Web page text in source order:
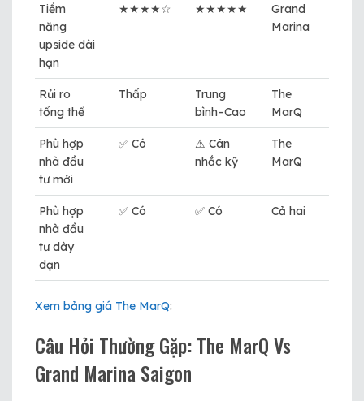
Tiềm
năng
upside dài
hạn
★★★★☆ ★★★★★
Grand
Marina
Rủi ro
tổng thể
Thấp
Trung
bình–Cao
The
MarQ
Phù hợp
nhà đầu
tư mới
✅ Có
⚠ Cân
nhắc kỹ
The
MarQ
Phù hợp
nhà đầu
tư dày
dạn
✅ Có ✅ Có Cả hai
Xem bảng giá The MarQ:
Câu Hỏi Thường Gặp: The MarQ Vs
Grand Marina Saigon